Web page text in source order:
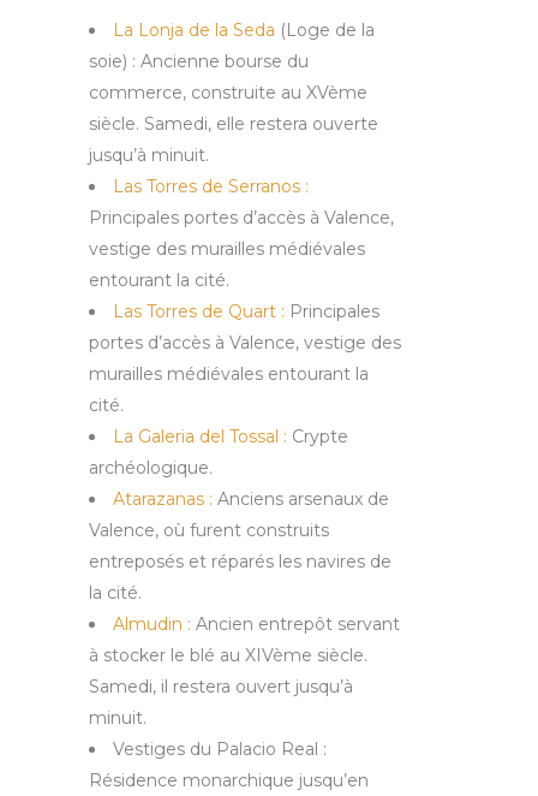
La Lonja de la Seda (Loge de la
soie) : Ancienne bourse du
commerce, construite au XVème
siècle. Samedi, elle restera ouverte
jusqu’à minuit.
Las Torres de Serranos :
Principales portes d’accès à Valence,
vestige des murailles médiévales
entourant la cité.
Las Torres de Quart : Principales
portes d’accès à Valence, vestige des
murailles médiévales entourant la
cité.
La Galeria del Tossal : Crypte
archéologique.
Atarazanas : Anciens arsenaux de
Valence, où furent construits
entreposés et réparés les navires de
la cité.
Almudin : Ancien entrepôt servant
à stocker le blé au XIVème siècle.
Samedi, il restera ouvert jusqu’à
minuit.
Vestiges du Palacio Real :
Résidence monarchique jusqu’en